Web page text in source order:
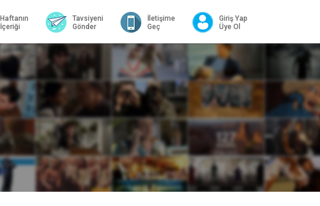
Haftanın
İçeriği
Tavsiyeni
Gönder
İletişime
Geç
Giriş Yap
Üye Ol